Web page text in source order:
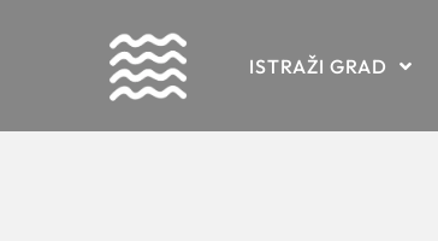
ISTRAŽI GRAD